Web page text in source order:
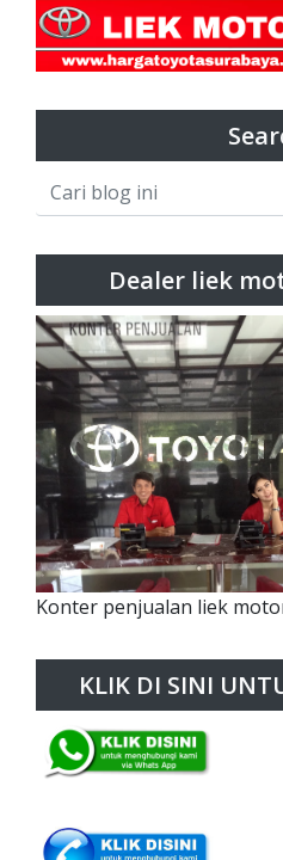
Dealer liek
Konter penjualan liek
KLIK DI SINI